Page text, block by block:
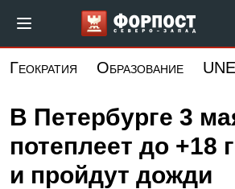
основному
Форпост
Геократия Образование
В Петербурге 3
потеплеет до +18
и пройдут дожди